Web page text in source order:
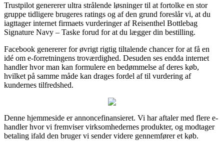
Trustpilot genererer ultra strålende løsninger til at fortolke en stor
gruppe tidligere brugeres ratings og af den grund foreslår vi, at du
iagttager internet firmaets vurderinger af Reisenthel Bottlebag
Signature Navy – Taske forud for at du lægger din bestilling.
Facebook genererer for øvrigt rigtig tiltalende chancer for at få en
idé om e-forretningens troværdighed. Desuden ses endda internet
handler hvor man kan formulere en bedømmelse af deres køb,
hvilket på samme måde kan drages fordel af til vurdering af
kundernes tilfredshed.
Denne hjemmeside er annoncefinansieret. Vi har aftaler med flere e-
handler hvor vi fremviser virksomhedernes produkter, og modtager
betaling ifald den bruger vi sender videre gennemfører et køb.